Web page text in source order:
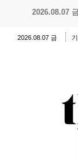
2026.08.07
2026.08.07 금